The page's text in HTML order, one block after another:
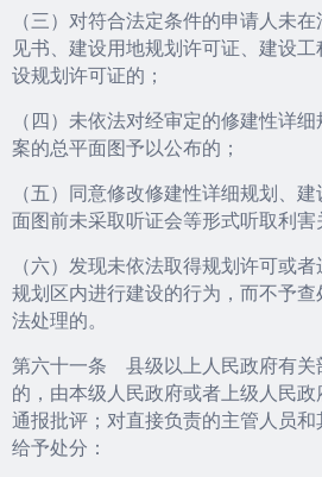
（三）对符合法定条件的申请人未
见书、建设用地规划许可证、建设
设规划许可证的；
（四）未依法对经审定的修建性详
案的总平面图予以公布的；
（五）同意修改修建性详细规划、
面图前未采取听证会等形式听取利害
（六）发现未依法取得规划许可或
规划区内进行建设的行为，而不予
法处理的。
第六十一条 县级以上人民政府有关
的，由本级人民政府或者上级人民政
通报批评；对直接负责的主管人员
给予处分：